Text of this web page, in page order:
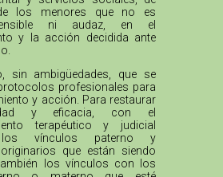
los menores que no es
ni audaz, en el
y la acción decidida ante
sin ambigüedades, que se
profesionales para
y acción. Para restaurar
y eficacia, con el
terapéutico y judicial
los vínculos paterno y
que están siendo
los vínculos con los